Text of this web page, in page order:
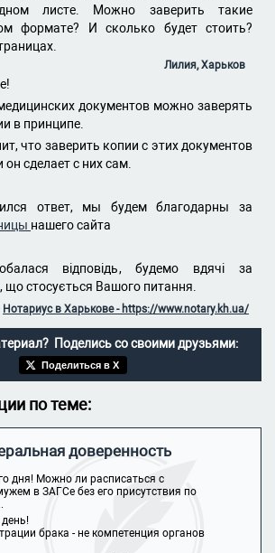
листе. Можно заверить такие
формате? И сколько будет стоить?
Лилия, Харьков
документов можно заверять
в принципе.
что заверить копии с этих документов
сделает с них сам.
ответ, мы будем благодарны за
нашего сайта
відповідь, будемо вдячі за
, що стосується Вашого питання.
Нотариус в Харькове - https://www.notary.kh.ua/
Поделись со своими друзьями:
Поделиться в X
по теме:
доверенность
дня! Можно ли расписаться с
в ЗАГСе без его присутствия по
брака - не компетенция органов